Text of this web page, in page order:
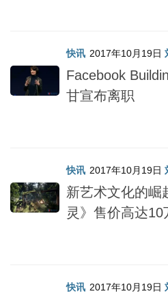
快讯 2017年10月19日
Facebook
甘宣布离职
快讯 2017年10月19日
新艺术文化的崛
灵》售价高达10
快讯 2017年10月19日